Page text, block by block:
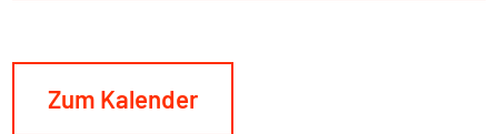
Zum Kalender